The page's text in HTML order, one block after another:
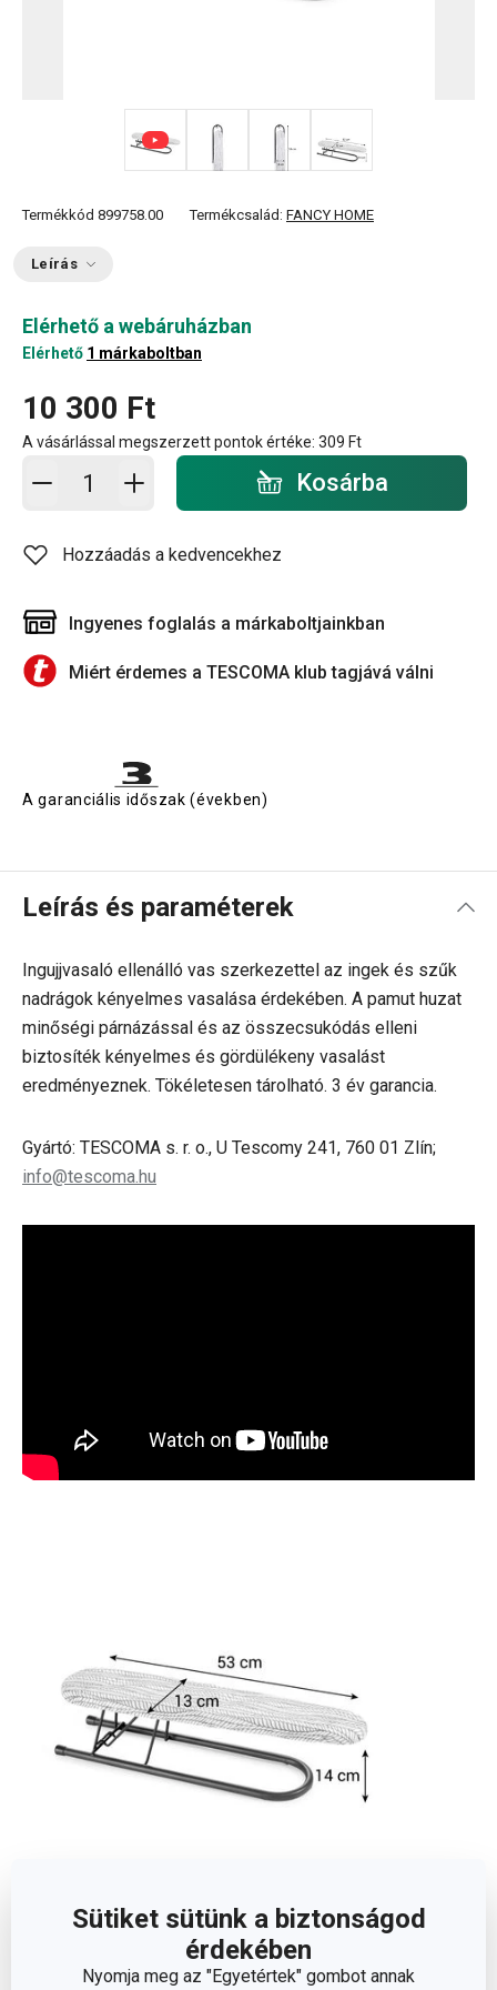
Sütiket sütünk a biztonságod
érdekében
Nyomja meg az "Egyetértek" gombot annak
Termékkód 899758.00 Termékcsalád: FANCY HOME
Leírás
Elérhető a webáruházban
Elérhető 1 márkaboltban
10 300 Ft
A vásárlással megszerzett pontok értéke: 309 Ft
Kosárba - mennyiség Kosárba
Hozzáadás a kedvencekhez
Ingyenes foglalás a márkaboltjainkban
Miért érdemes a TESCOMA klub tagjává válni
A garanciális időszak (években)
Leírás és paraméterek
Ingujjvasaló ellenálló vas szerkezettel az ingek és szűk
nadrágok kényelmes vasalása érdekében. A pamut huzat
minőségi párnázással és az összecsukódás elleni
biztosíték kényelmes és gördülékeny vasalást
eredményeznek. Tökéletesen tárolható. 3 év garancia.
Gyártó: TESCOMA s. r. o., U Tescomy 241, 760 01 Zlín;
info@tescoma.hu
Méretek
A TERMÉK MAGASSÁGA (CM)